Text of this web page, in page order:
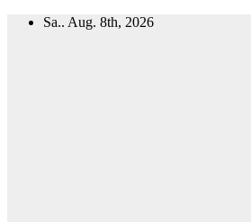
Zum
Sa.. Aug. 8th, 2026